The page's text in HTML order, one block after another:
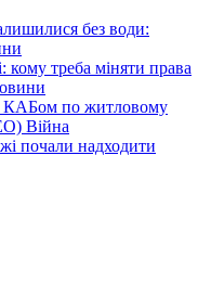
без води:
кому треба міняти права
КАБом по житловому
Війна
почали надходити